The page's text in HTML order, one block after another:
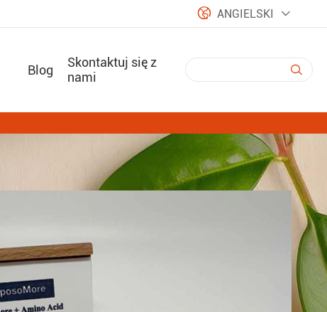
 ANGIELSKI 
Blog
Skontaktuj się z
nami
